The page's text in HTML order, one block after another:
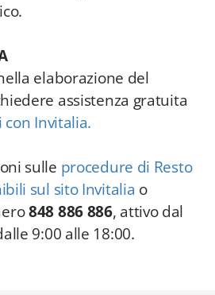
elaborazione del
assistenza gratuita
Invitalia.
sulle procedure di Resto
sul sito Invitalia o
848 886 886, attivo dal
9:00 alle 18:00.